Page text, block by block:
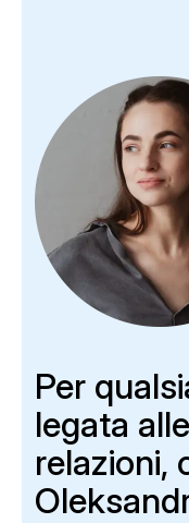
Per
legata
relazioni,